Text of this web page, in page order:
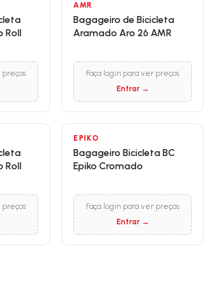
Roll
preços
AMR
Bagageiro de Bicicleta
Aramado Aro 26 AMR
Faça login para ver preços
Entrar →
Roll
preços
EPIKO
Bagageiro Bicicleta BC
Epiko Cromado
Faça login para ver preços
Entrar →